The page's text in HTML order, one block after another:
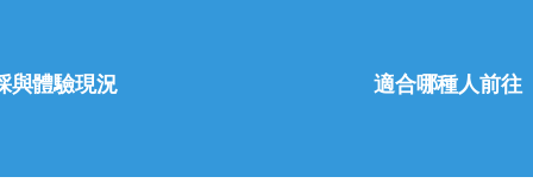
與體驗現況 適合哪種人前往